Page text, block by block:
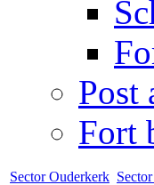
Post
Fort
Sector Ouderkerk